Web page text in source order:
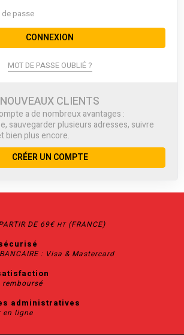
passe
CONNEXION
MOT DE PASSE OUBLIÉ ?
NOUVEAUX CLIENTS
a de nombreux avantages :
sauvegarder plusieurs adresses, suivre
bien plus encore.
CRÉER UN COMPTE
DE 69€ HT(FRANCE)
: Visa & Mastercard
administratives
en ligne